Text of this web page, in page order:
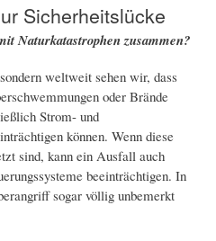
Sicherheitslücke
Naturkatastrophen zusammen?
weltweit sehen wir, dass
oder Brände
Strom- und
können. Wenn diese
sind, kann ein Ausfall auch
beeinträchtigen. In
sogar völlig unbemerkt